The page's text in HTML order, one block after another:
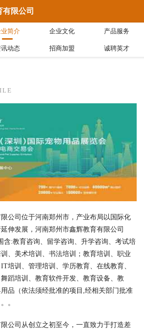
限公司
简介 企业文化 产品服务
讯动态 招商加盟 诚聘英才
公司位于河南郑州市，产业布局以国际化
伸发展，河南郑州市鑫辉教育有限公司
含:教育咨询、留学咨询、升学咨询、考试培
、美术培训、书法培训；教育培训、职业
培训、管理培训、学历教育、在线教育、
蹈培训、教育软件开发、教育设备、教
品（依法须经批准的项目,经相关部门批准
。
公司从创立之初至今，一直致力于打造差